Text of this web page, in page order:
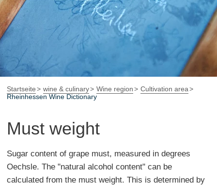
booking & service
Shop Rheinhessen-Blog map
Startseite wine & culinary Wine region
Cultivation area
Rheinhessen Wine Dictionary
Must weight
Sugar content of grape must, measured in degrees
Oechsle. The "natural alcohol content" can be
calculated from the must weight. This is determined by